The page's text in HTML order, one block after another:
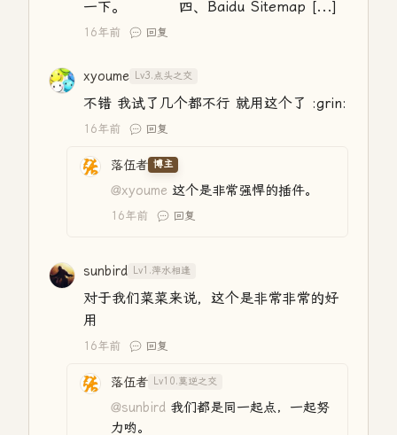
一下。 四、Baidu Sitemap [...]
16年前 回复
xyoume Lv3.点头之交
不错 我试了几个都不行 就用这个了 :grin:
16年前 回复
落伍者 博主
@xyoume 这个是非常强悍的插件。
16年前 回复
sunbird Lv1.萍水相逢
对于我们菜菜来说，这个是非常非常的好
用
16年前 回复
落伍者 Lv10.莫逆之交
@sunbird 我们都是同一起点，一起努
力哟。